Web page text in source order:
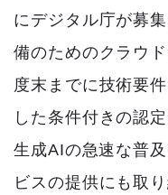
にデジタル庁が募
備のためのクラウ
度末までに技術要
した条件付きの認
生成AIの急速な普
ビスの提供にも取